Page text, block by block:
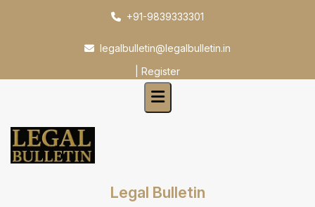
+91-9839333301
legalbulletin@legalbulletin.in
Register
Legal Bulletin